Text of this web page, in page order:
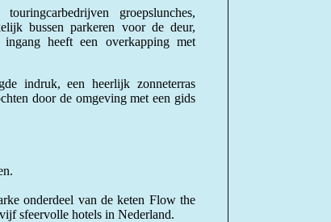
groepslunches,
bussen parkeren voor de deur,
heeft een overkapping met
indruk, een heerlijk zonneterras
door de omgeving met een gids
onderdeel van de keten Flow the
sfeervolle hotels in Nederland.